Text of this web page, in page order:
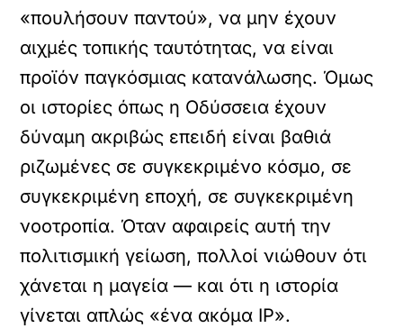
«πουλήσουν παντού», να μην έχουν
αιχμές τοπικής ταυτότητας, να είναι
προϊόν παγκόσμιας κατανάλωσης. Όμως
οι ιστορίες όπως η Οδύσσεια έχουν
δύναμη ακριβώς επειδή είναι βαθιά
ριζωμένες σε συγκεκριμένο κόσμο, σε
συγκεκριμένη εποχή, σε συγκεκριμένη
νοοτροπία. Όταν αφαιρείς αυτή την
πολιτισμική γείωση, πολλοί νιώθουν ότι
χάνεται η μαγεία — και ότι η ιστορία
γίνεται απλώς «ένα ακόμα IP».